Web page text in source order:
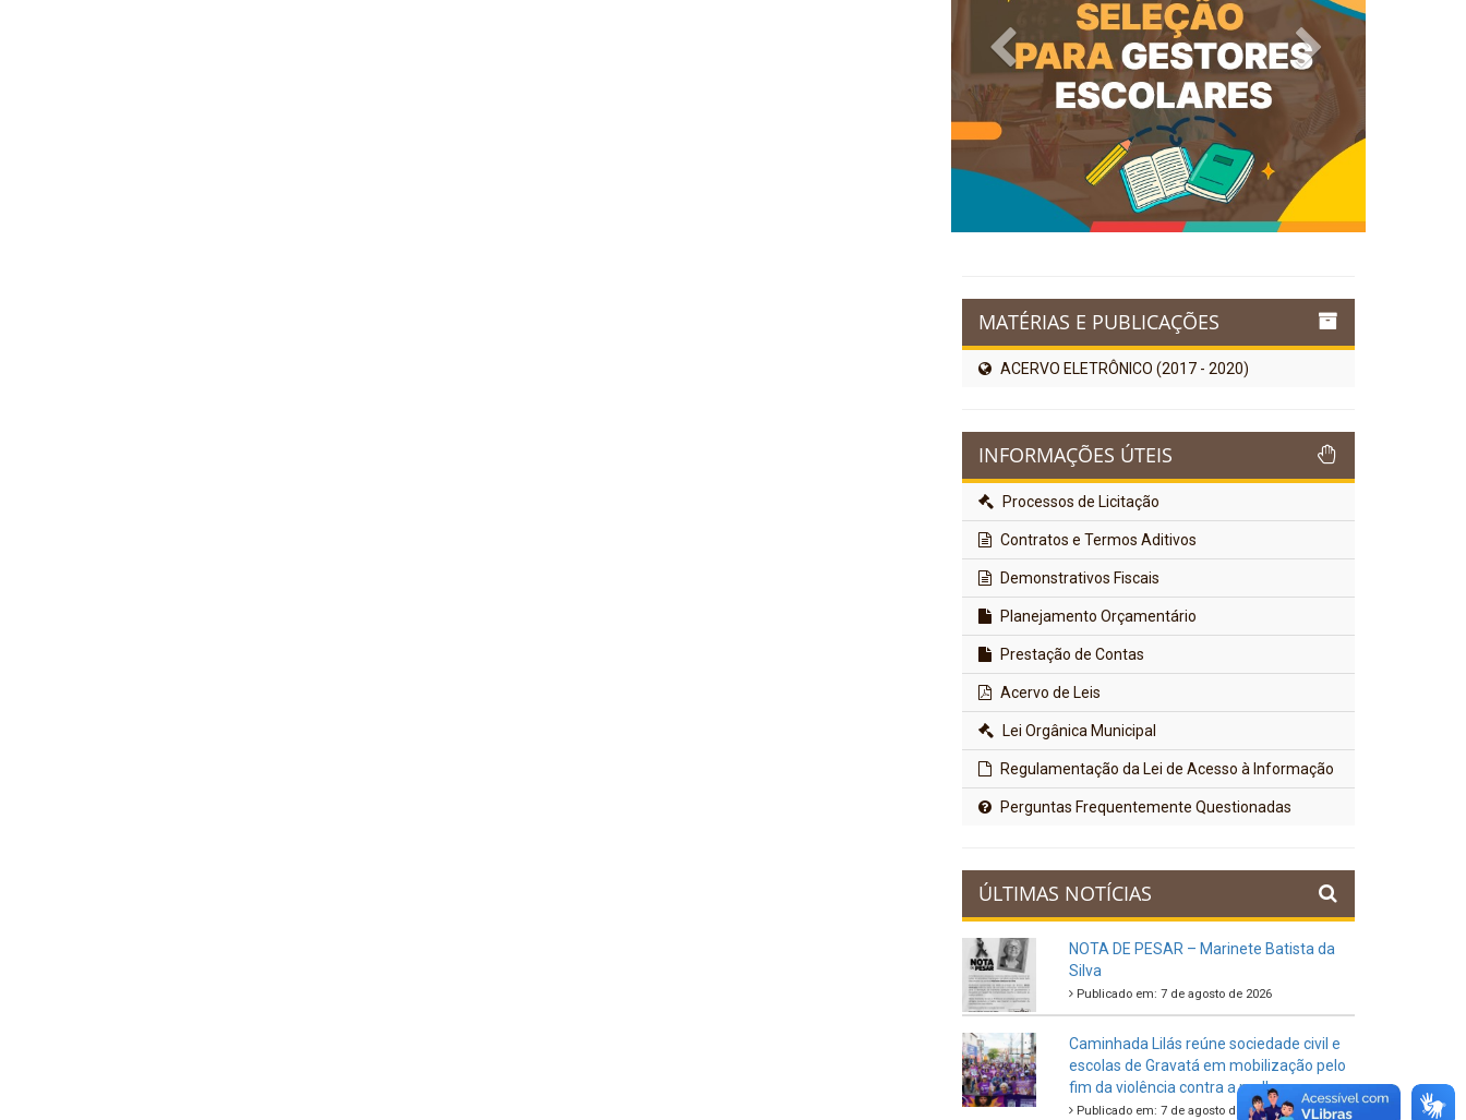
Previous Next
MATÉRIAS E PUBLICAÇÕES
ACERVO ELETRÔNICO (2017 - 2020)
INFORMAÇÕES ÚTEIS
Processos de Licitação
Contratos e Termos Aditivos
Demonstrativos Fiscais
Planejamento Orçamentário
Prestação de Contas
Acervo de Leis
Lei Orgânica Municipal
Regulamentação da Lei de Acesso à Informação
Perguntas Frequentemente Questionadas
ÚLTIMAS NOTÍCIAS
NOTA DE PESAR – Marinete Batista da
Silva
Publicado em: 7 de agosto de 2026
Caminhada Lilás reúne sociedade civil e
escolas de Gravatá em mobilização pelo
fim da violência contra a mulher
Publicado em: 7 de agosto de 2026